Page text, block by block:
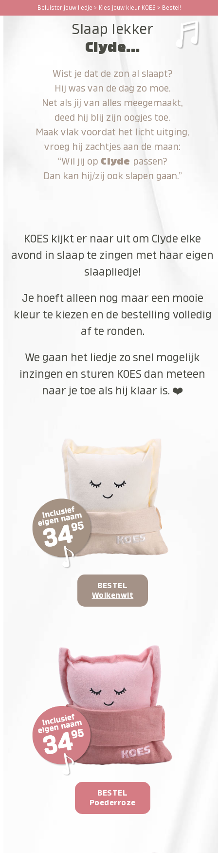
Beluister jouw liedje > Kies jouw kleur KOES > Bestel!
Open
Close
Slaap lekker
Clyde...
Wist je dat de zon al slaapt?
Hij was van de dag zo moe.
Net als jij van alles meegemaakt,
deed hij blij zijn oogjes toe.
Maak vlak voordat het licht uitging,
vroeg hij zachtjes aan de maan:
“Wil jij op Clyde passen?
Dan kan hij/zij ook slapen gaan.”
KOES kijkt er naar uit om Clyde elke
avond in slaap te zingen met haar eigen
slaapliedje!
Je hoeft alleen nog maar een mooie
kleur te kiezen en de bestelling volledig
af te ronden.
We gaan het liedje zo snel mogelijk
inzingen en sturen KOES dan meteen
naar je toe als hij klaar is. ❤️
BESTEL
Wolkenwit
BESTEL
Poederroze